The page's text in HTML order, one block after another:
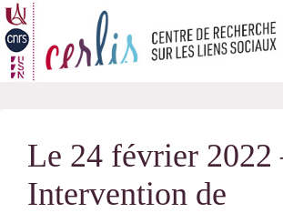
Passer
au
contenu
Le 24 février 2022
Intervention de